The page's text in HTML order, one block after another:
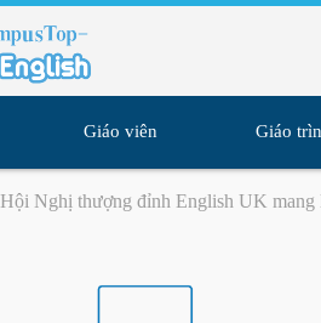
Giáo viên Giáo
Hội Nghị thượng đỉnh English UK